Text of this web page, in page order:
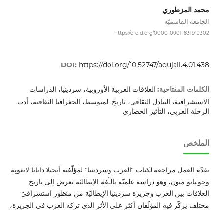
محمد المزطوري
الجامعة القاسميّة
https://orcid.org/0000-0001-8319-0302
DOI: https://doi.org/10.52747/aqujall.4.01.438
الكلمات المفتاحية: العلاقات العربية-الأوروبية، سردينيا، الدراسات
الاستشراقية، التبادل الثقافي، تاريخ المتوسط، الجغرافيا الثقافية، أدب
الرحلة العربي، التأثير الحضاري
الملخص
يقدّم العمل مراجعة لكتاب "العرب وسردينيا" لمؤلّفَيه أنجيلا دايانا لانغونِه
وجوليانو ميون. وهو دراسة علميّة باللّغة الإيطاليّة تعرض إلى تاريخ
العلاقات بين العرب وجزيرة سردينيا الإيطاليّة من منظور استشراقيّ
مختلف يركّز فيه المؤلّفان أكثر على الأثر الذي تركه العرب في الجزيرة،